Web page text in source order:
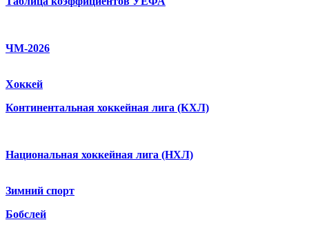
ЧМ-2026
Хоккей
Континентальная хоккейная лига (КХЛ)
Национальная хоккейная лига (НХЛ)
Зимний спорт
Бобслей